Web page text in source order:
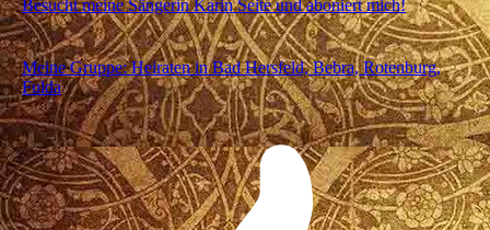
Besucht meine Sängerin Karin Seite und aboniert mich!
Meine Gruppe: Heiraten in Bad Hersfeld, Bebra, Rotenburg,
Fulda